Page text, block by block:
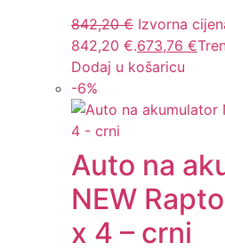
842,20€ Izvorna
842,20 €.673,76 €
Dodaj u košaricu
-6%
Auto na
NEW
x 4 – crni